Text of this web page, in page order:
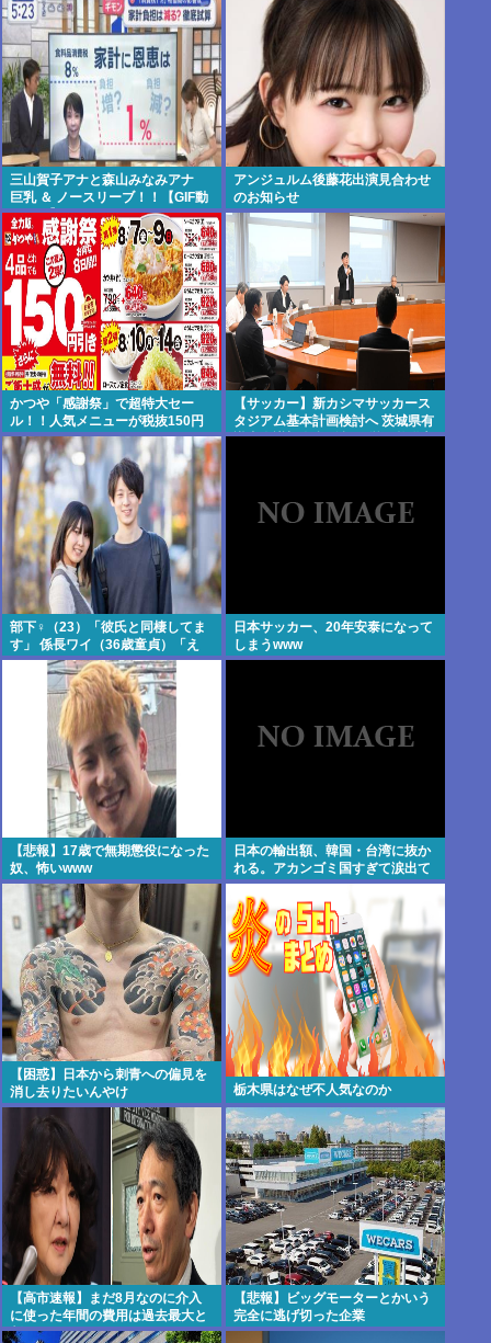
三山賀子アナと森山みなみアナ
巨乳 ＆ ノースリーブ！！【GIF動
画あり】
アンジュルム後藤花出演見合わせ
のお知らせ
かつや「感謝祭」で超特大セー
ル！！人気メニューが税抜150円
引き！！！
【サッカー】新カシマサッカース
タジアム基本計画検討へ 茨城県有
識者会議初会合 公設民営で整備方
部下♀（23）「彼氏と同棲してま
す」 係長ワイ（36歳童貞）「え
っ…？」
日本サッカー、20年安泰になって
しまうwww
【悲報】17歳で無期懲役になった
奴、怖いwww
日本の輸出額、韓国・台湾に抜か
れる。アカンゴミ国すぎて涙出て
きた…
【困惑】日本から刺青への偏見を
消し去りたいんやけ
ど・・・・・・・・・
栃木県はなぜ不人気なのか
【高市速報】まだ8月なのに介入
に使った年間の費用は過去最大と
判明
【悲報】ビッグモーターとかいう
完全に逃げ切った企業